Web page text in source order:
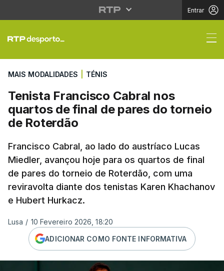
Entrar
Tenista Francisco
MAIS MODALIDADES TÉNIS
Tenista Francisco Cabral nos
quartos de final de pares do torneio
de Roterdão
Francisco Cabral, ao lado do austríaco Lucas
Miedler, avançou hoje para os quartos de final
de pares do torneio de Roterdão, com uma
reviravolta diante dos tenistas Karen Khachanov
e Hubert Hurkacz.
Lusa / 10 Fevereiro 2026, 18:20
ADICIONAR COMO FONTE INFORMATIVA